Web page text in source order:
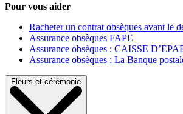
Pour vous aider
Racheter un contrat obsèques avant le
Assurance obsèques FAPE
Assurance obsèques : CAISSE
Assurance obsèques : La Banque
Fleurs et cérémonie